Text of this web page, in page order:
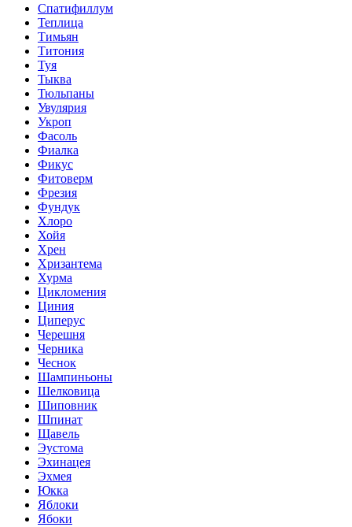
Спатифиллум
Теплица
Тимьян
Титония
Туя
Тыква
Тюльпаны
Увулярия
Укроп
Фасоль
Фиалка
Фикус
Фитоверм
Фрезия
Фундук
Хлоро
Хойя
Хрен
Хризантема
Хурма
Цикломения
Циния
Циперус
Черешня
Черника
Чеснок
Шампиньоны
Шелковица
Шиповник
Шпинат
Щавель
Эустома
Эхинацея
Эхмея
Юкка
Яблоки
Ябоки